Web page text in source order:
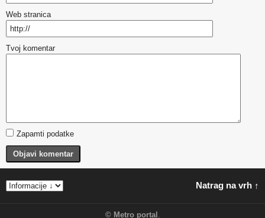
Web stranica
Tvoj komentar
Zapamti podatke
Objavi komentar
Natrag na vrh ↑
© Metro portal .